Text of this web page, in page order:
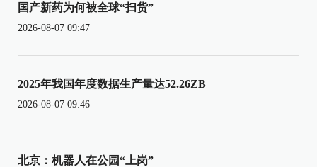
国产新药为何被全球“扫货”
2026-08-07 09:47
2025年我国年度数据生产量达52.26ZB
2026-08-07 09:46
北京：机器人在公园“上岗”